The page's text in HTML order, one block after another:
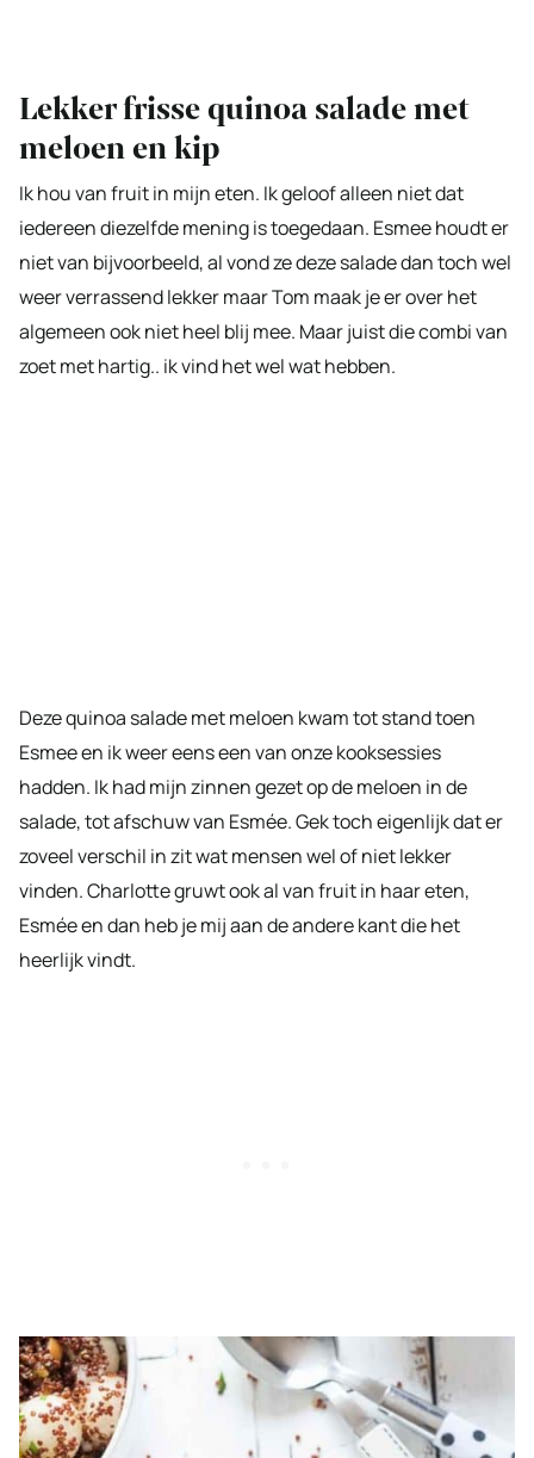
Lekker frisse quinoa salade met
meloen en kip
Ik hou van fruit in mijn eten. Ik geloof alleen niet dat
iedereen diezelfde mening is toegedaan. Esmee houdt er
niet van bijvoorbeeld, al vond ze deze salade dan toch wel
weer verrassend lekker maar Tom maak je er over het
algemeen ook niet heel blij mee. Maar juist die combi van
zoet met hartig.. ik vind het wel wat hebben.
Deze quinoa salade met meloen kwam tot stand toen
Esmee en ik weer eens een van onze kooksessies
hadden. Ik had mijn zinnen gezet op de meloen in de
salade, tot afschuw van Esmée. Gek toch eigenlijk dat er
zoveel verschil in zit wat mensen wel of niet lekker
vinden. Charlotte gruwt ook al van fruit in haar eten,
Esmée en dan heb je mij aan de andere kant die het
heerlijk vindt.